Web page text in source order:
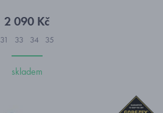
2 090 Kč
31 33 34 35
skladem